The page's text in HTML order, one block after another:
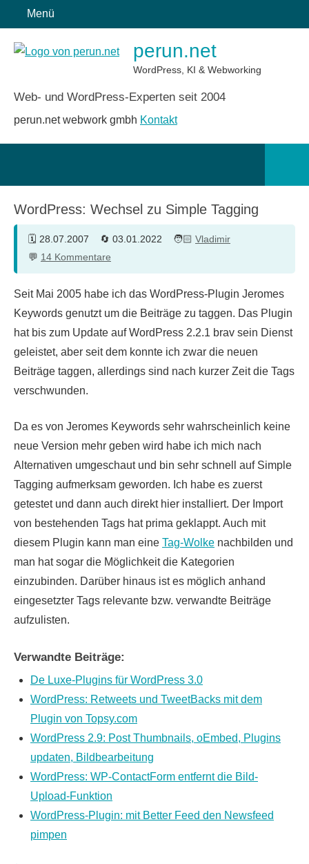
Inhalt
springen
Menü
perun.net
WordPress, KI & Webworking
Web- und WordPress-Experten seit 2004
perun.net webwork gmbh Kontakt
WordPress: Wechsel zu Simple Tagging
28.07.2007 03.01.2022
Vladimir
14 Kommentare
Seit Mai 2005 habe ich das WordPress-Plugin Jeromes
Keywords genutzt um die Beiträge zu taggen. Das Plugin
hat bis zum Update auf WordPress 2.2.1 brav sein Dienst
geleistet, aber seit dem konnte ich zwar die neuen
Beiträge taggen, allerdings sind nach kurzer Zeit die Tags
verschwunden.
Da es von Jeromes Keywords sehr wahrscheinlich keine
neue Version mehr geben wird habe ich mich nach
Alternativen umgeschaut und bin sehr schnell auf Simple
Tagging aufmerksam geworden. Ich habe es zuerst
getestet und dann auch direkt hier installiert. Der Import
von bestehenden Tags hat prima geklappt. Auch mit
diesem Plugin kann man eine Tag-Wolke nachbilden und
man hat sogar die Möglichkeit die Kategorien
einzubinden. Darüber hinaus ist es möglich anhand
eingesetzter Tags relevante bzw. verwandte Beiträge
aufzulisten.
Verwandte Beiträge:
De Luxe-Plugins für WordPress 3.0
WordPress: Retweets und TweetBacks mit dem
Plugin von Topsy.com
WordPress 2.9: Post Thumbnails, oEmbed, Plugins
updaten, Bildbearbeitung
WordPress: WP-ContactForm entfernt die Bild-
Upload-Funktion
WordPress-Plugin: mit Better Feed den Newsfeed
pimpen